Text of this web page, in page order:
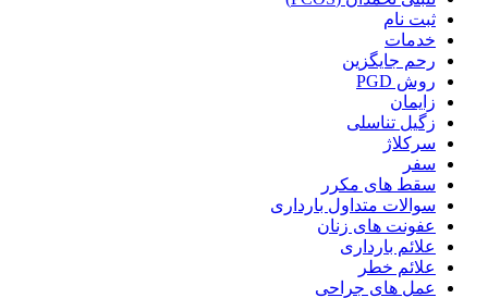
ثبت نام
خدمات
رحم جایگزین
روش PGD
زایمان
زگیل تناسلی
سرکلاژ
سفر
سقط های مکرر
سوالات متداول بارداری
عفونت های زنان
علائم بارداری
علائم خطر
عمل های جراحی